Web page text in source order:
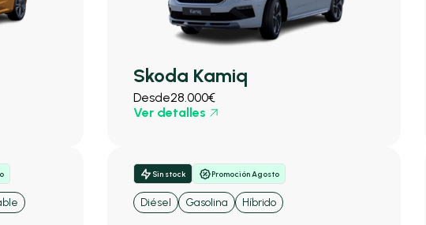
Skoda Kamiq
Desde28.000€
Ver detalles
Sin stock Promoción Agosto
Diésel Gasolina Híbrido